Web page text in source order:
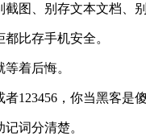
图、别存文本文档、别
比存手机安全。
着后悔。
123456，你当黑客是
词分清楚。